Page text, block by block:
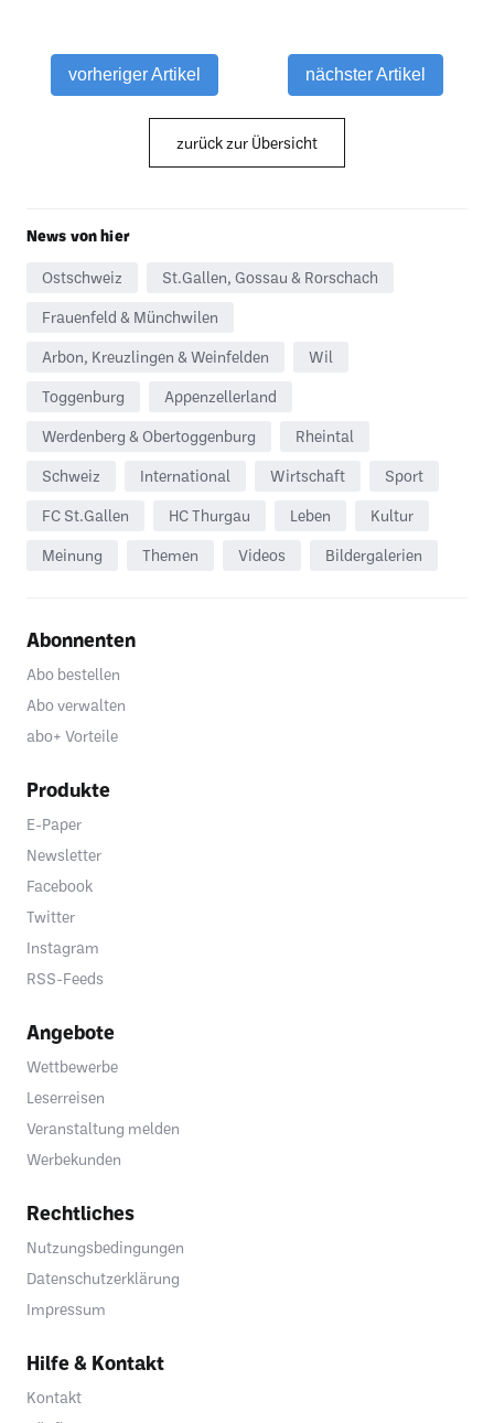
vorheriger Artikel nächster Artikel
zurück zur Übersicht
News von hier
Ostschweiz St.Gallen, Gossau & Rorschach
Frauenfeld & Münchwilen
Arbon, Kreuzlingen & Weinfelden Wil
Toggenburg Appenzellerland
Werdenberg & Obertoggenburg Rheintal
Schweiz International Wirtschaft Sport
FC St.Gallen HC Thurgau Leben Kultur
Meinung Themen Videos Bildergalerien
Abonnenten
Abo bestellen
Abo verwalten
abo+ Vorteile
Produkte
E-Paper
Newsletter
Facebook
Twitter
Instagram
RSS-Feeds
Angebote
Wettbewerbe
Leserreisen
Veranstaltung melden
Werbekunden
Rechtliches
Nutzungsbedingungen
Datenschutzerklärung
Impressum
Hilfe & Kontakt
Kontakt